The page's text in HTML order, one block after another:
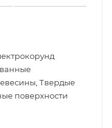
Твердые
поверхности